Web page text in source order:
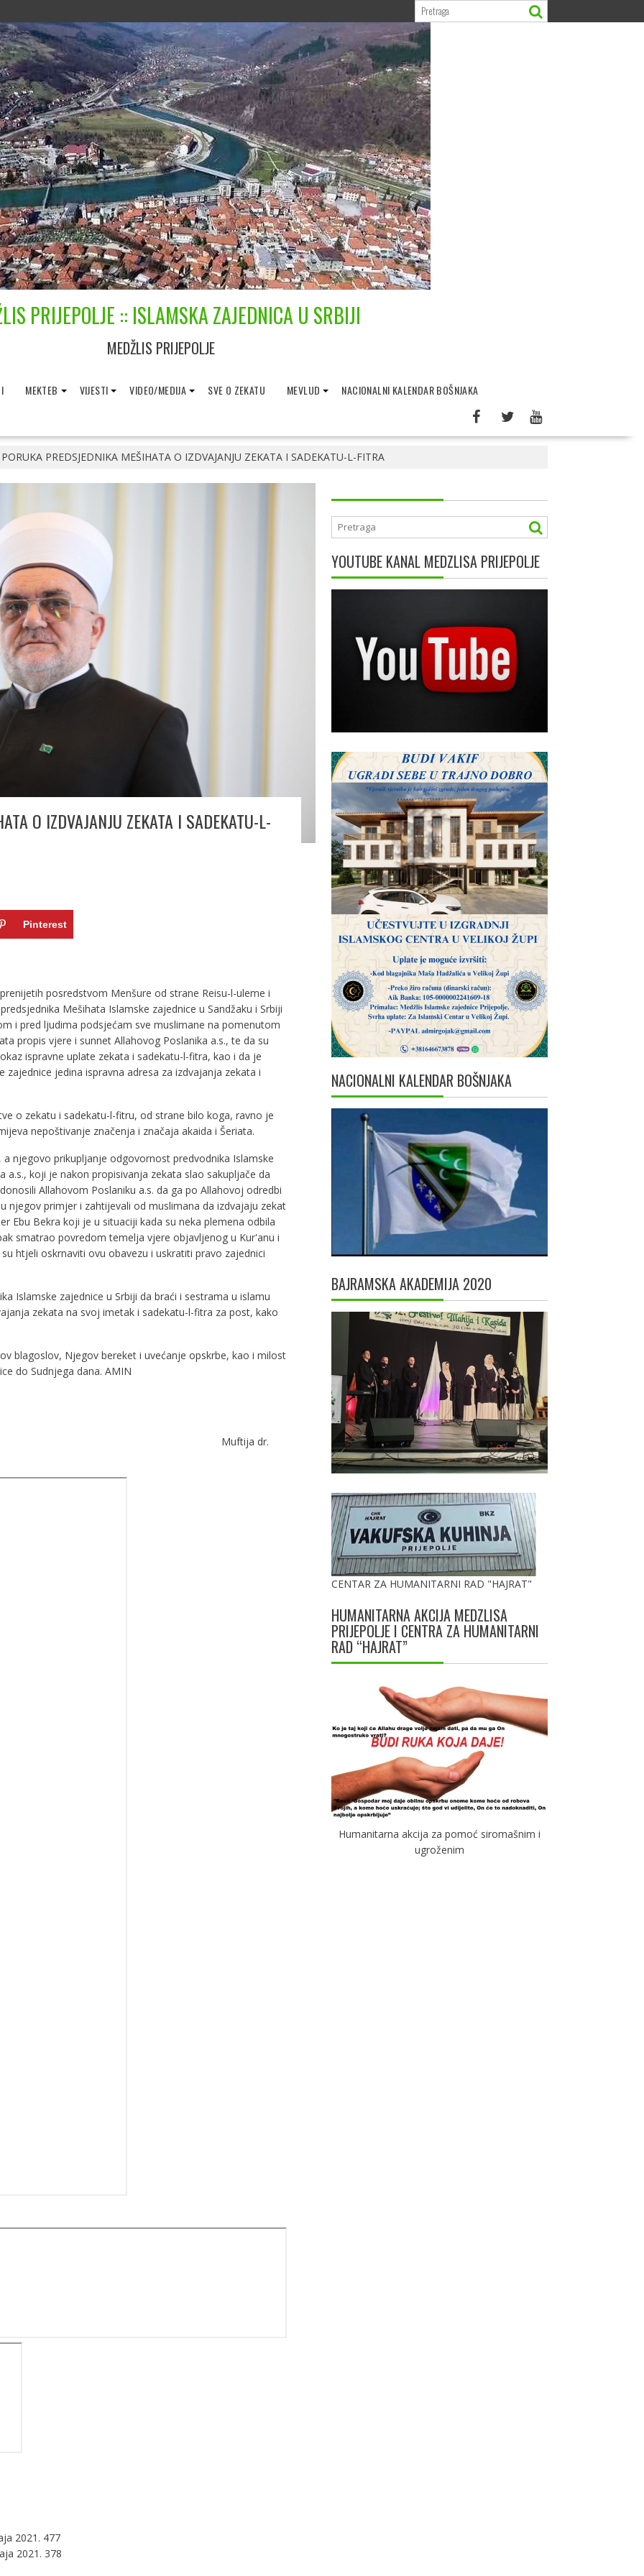
PRIJEPOLJE :: ISLAMSKA ZAJEDNICA U SRBIJI
MEDŽLIS PRIJEPOLJE
MEKTEB VIJESTI VIDEO/MEDIJA SVE O ZEKATU MEVLUD NACIONALNI KALENDAR BOŠNJAKA
PORUKA PREDSJEDNIKA MEŠIHATA O IZDVAJANJU ZEKATA I SADEKATU-L-FITRA
O IZDVAJANJU ZEKATA I SADEKATU-L-
Pinterest
posredstvom Menšure od strane Reisu-l-uleme i
Mešihata Islamske zajednice u Sandžaku i Srbiji
i pred ljudima podsjećam sve muslimane na pomenutom
propis vjere i sunnet Allahovog Poslanika a.s., te da su
ispravne uplate zekata i sadekatu-l-fitra, kao i da je
jedina ispravna adresa za izdvajanja zekata i
o zekatu i sadekatu-l-fitru, od strane bilo koga, ravno je
nepoštivanje značenja i značaja akaida i Šeriata.
njegovo prikupljanje odgovornost predvodnika Islamske
a.s., koji je nakon propisivanja zekata slao sakupljače da
Allahovom Poslaniku a.s. da ga po Allahovoj odredbi
njegov primjer i zahtijevali od muslimana da izdvajaju zekat
Ebu Bekra koji je u situaciji kada su neka plemena odbila
smatrao povredom temelja vjere objavljenog u Kur'anu i
htjeli oskrnaviti ovu obavezu i uskratiti pravo zajednici
Islamske zajednice u Srbiji da braći i sestrama u islamu
zekata na svoj imetak i sadekatu-l-fitra za post, kako
blagoslov, Njegov bereket i uvećanje opskrbe, kao i milost
do Sudnjega dana. AMIN
h.g. Muftija dr.
2021. 477
2021. 378
YOUTUBE KANAL MEDZLISA PRIJEPOLJE
NACIONALNI KALENDAR BOŠNJAKA
BAJRAMSKA AKADEMIJA 2020
CENTAR ZA HUMANITARNI RAD "HAJRAT"
HUMANITARNA AKCIJA MEDZLISA
PRIJEPOLJE I CENTRA ZA HUMANITARNI
RAD “HAJRAT”
Humanitarna akcija za pomoć siromašnim i
ugroženim